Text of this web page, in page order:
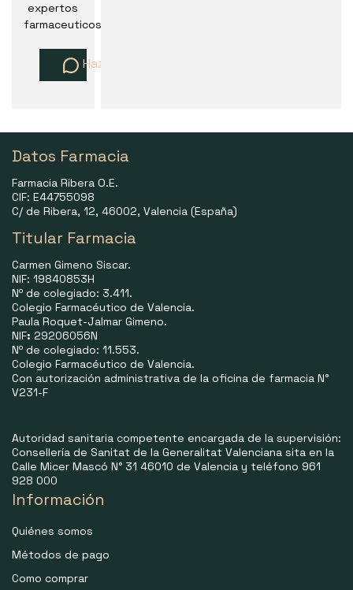
expertos
farmaceuticos
Haz una pregunta
Datos Farmacia
Farmacia Ribera O.E.
CIF: E44755098
C/ de Ribera, 12, 46002, Valencia (España)
Titular Farmacia
Carmen Gimeno Siscar.
NIF: 19840853H
Nº de colegiado: 3.411.
Colegio Farmacéutico de Valencia.
Paula Roquet-Jalmar Gimeno.
NIF: 29206056N
Nº de colegiado: 11.553.
Colegio Farmacéutico de Valencia.
Con autorización administrativa de la oficina de farmacia N°
V231-F
Autoridad sanitaria competente encargada de la supervisión:
Consellería de Sanitat de la Generalitat Valenciana sita en la
Calle Micer Mascó N° 31 46010 de Valencia y teléfono 961
928 000
Información
Quiénes somos
Métodos de pago
Como comprar